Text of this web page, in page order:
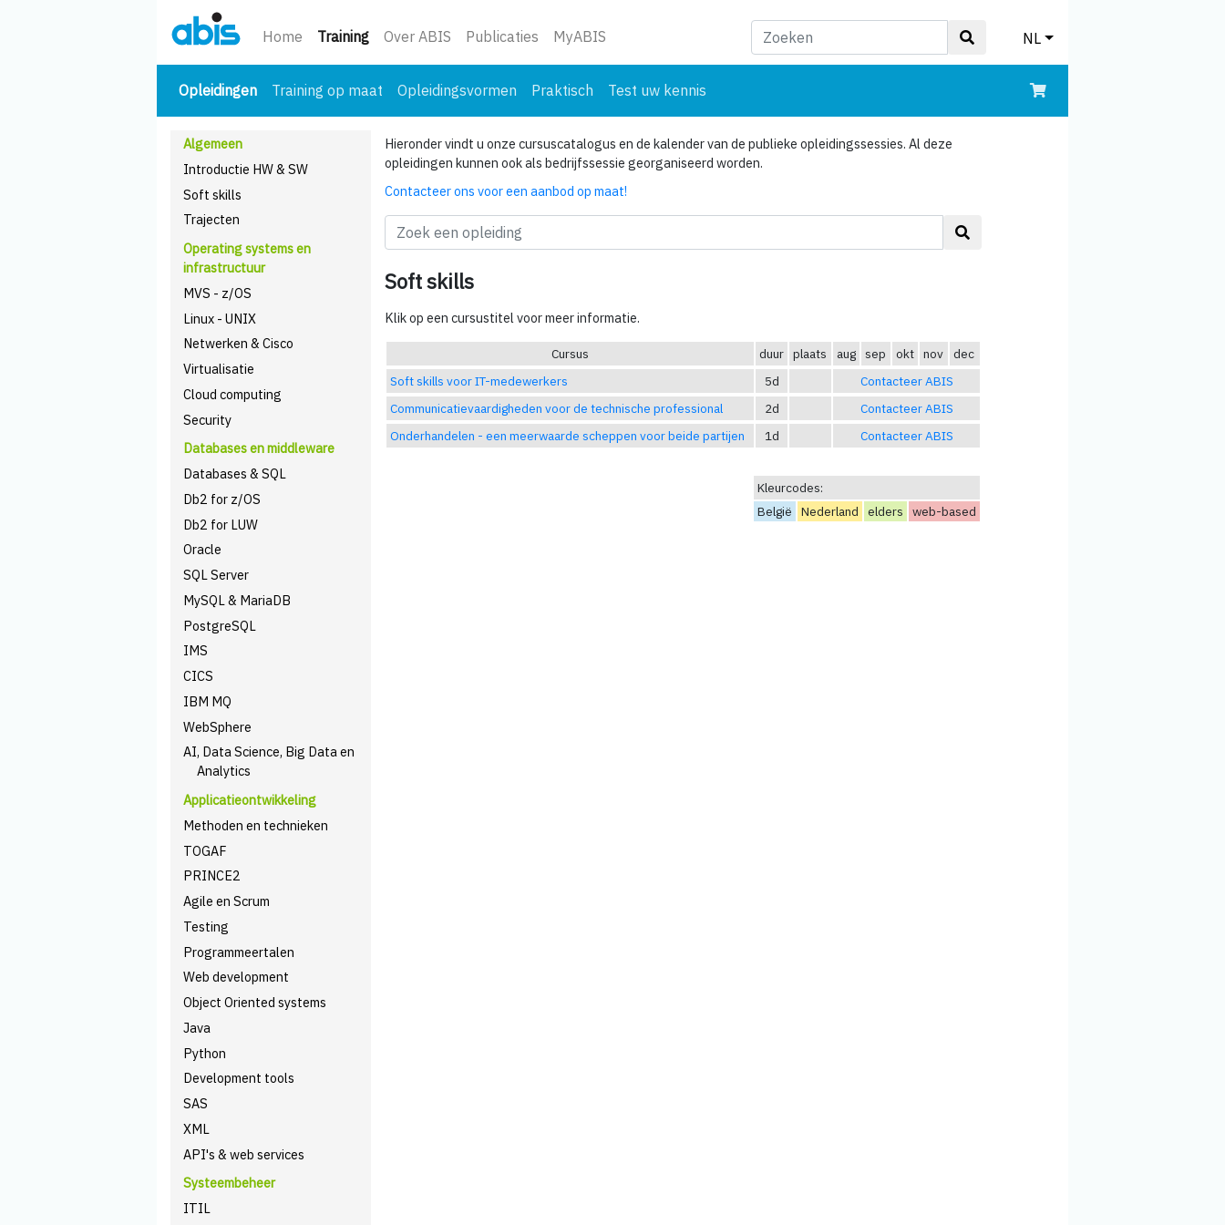
Home Training(huidige)
Over ABIS Publicaties MyABIS NL
Opleidingen(huidige)
Training op maat Opleidingsvormen Praktisch Test uw kennis
Algemeen
Introductie HW & SW
Soft skills
Trajecten
Operating systems en
infrastructuur
MVS - z/OS
Linux - UNIX
Netwerken & Cisco
Virtualisatie
Cloud computing
Security
Databases en middleware
Databases & SQL
Db2 for z/OS
Db2 for LUW
Oracle
SQL Server
MySQL & MariaDB
PostgreSQL
IMS
CICS
IBM MQ
WebSphere
AI, Data Science, Big Data en
Analytics
Applicatieontwikkeling
Methoden en technieken
TOGAF
PRINCE2
Agile en Scrum
Testing
Programmeertalen
Web development
Object Oriented systems
Java
Python
Development tools
SAS
XML
API's & web services
Systeembeheer
ITIL
Hieronder vindt u onze cursuscatalogus en de kalender van de publieke opleidingssessies. Al deze
opleidingen kunnen ook als bedrijfssessie georganiseerd worden.
Contacteer ons voor een aanbod op maat!
Soft skills
Klik op een cursustitel voor meer informatie.
Cursus duur plaats aug sep okt nov
dec
Soft skills voor IT-medewerkers
5d
Contacteer ABIS
Communicatievaardigheden voor de technische professional
2d
Contacteer ABIS
Onderhandelen - een meerwaarde scheppen voor beide partijen
1d Contacteer ABIS
Kleurcodes:
België
Nederland elders web-based